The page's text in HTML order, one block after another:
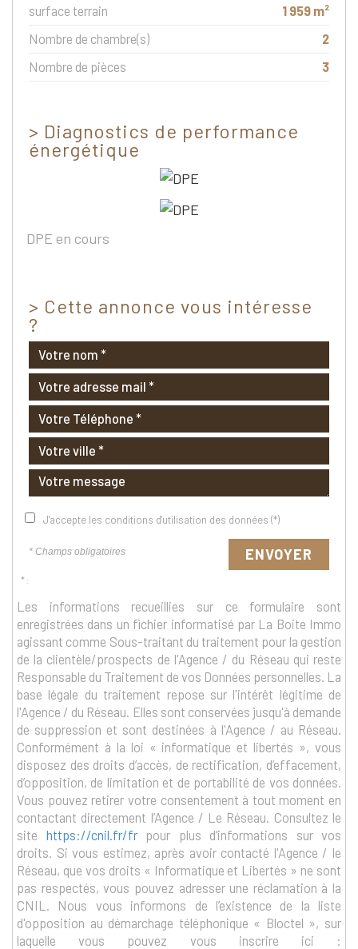
surface terrain
1 959 m²
Nombre de chambre(s)
2
Nombre de pièces
3
> Diagnostics de performance
énergétique
DPE en cours
> Cette annonce vous intéresse
?
J'accepte les conditions d'utilisation des données (*)
* Champs obligatoires ENVOYER
* :
Les informations recueillies sur ce formulaire sont
enregistrées dans un fichier informatisé par La Boite Immo
agissant comme Sous-traitant du traitement pour la gestion
de la clientèle/prospects de l'Agence / du Réseau qui reste
Responsable du Traitement de vos Données personnelles. La
base légale du traitement repose sur l'intérêt légitime de
l'Agence / du Réseau. Elles sont conservées jusqu'à demande
de suppression et sont destinées à l'Agence / au Réseau.
Conformément à la loi « informatique et libertés », vous
disposez des droits d’accès, de rectification, d’effacement,
d’opposition, de limitation et de portabilité de vos données.
Vous pouvez retirer votre consentement à tout moment en
contactant directement l’Agence / Le Réseau. Consultez le
site https://cnil.fr/frpour plus d’informations sur vos
droits. Si vous estimez, après avoir contacté l'Agence / le
Réseau, que vos droits « Informatique et Libertés » ne sont
pas respectés, vous pouvez adresser une réclamation à la
CNIL. Nous vous informons de l’existence de la liste
d'opposition au démarchage téléphonique « Bloctel », sur
laquelle vous pouvez vous inscrire ici :